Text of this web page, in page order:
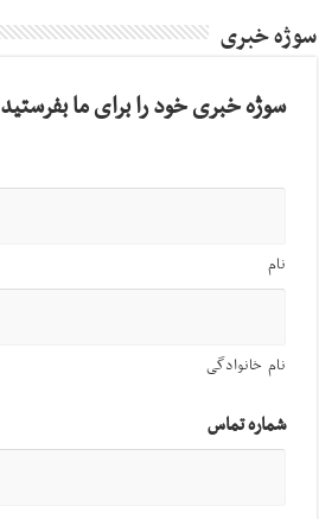
سوژه خبری
سوژه خبری خود را برای ما بفرستید
نام
نام خانوادگی
شماره تماس